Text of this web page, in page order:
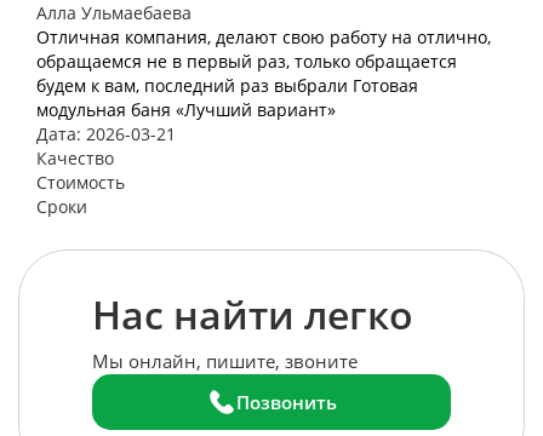
Алла Ульмаебаева
Отличная компания, делают свою работу на отлично,
обращаемся не в первый раз, только обращается
будем к вам, последний раз выбрали Готовая
модульная баня «Лучший вариант»
Дата: 2026-03-21
Качество
Стоимость
Сроки
Нас найти легко
Мы онлайн, пишите, звоните
Позвонить